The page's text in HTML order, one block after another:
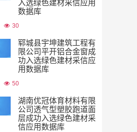
入选绿色建材采信应用
数据库
30
郓城县宇坤建筑工程有
限公司平开铝合金窗成
功入选绿色建材采信应
用数据库
50
湖南优冠体育材料有限
公司透气型塑胶跑道面
层成功入选绿色建材采
信应用数据库